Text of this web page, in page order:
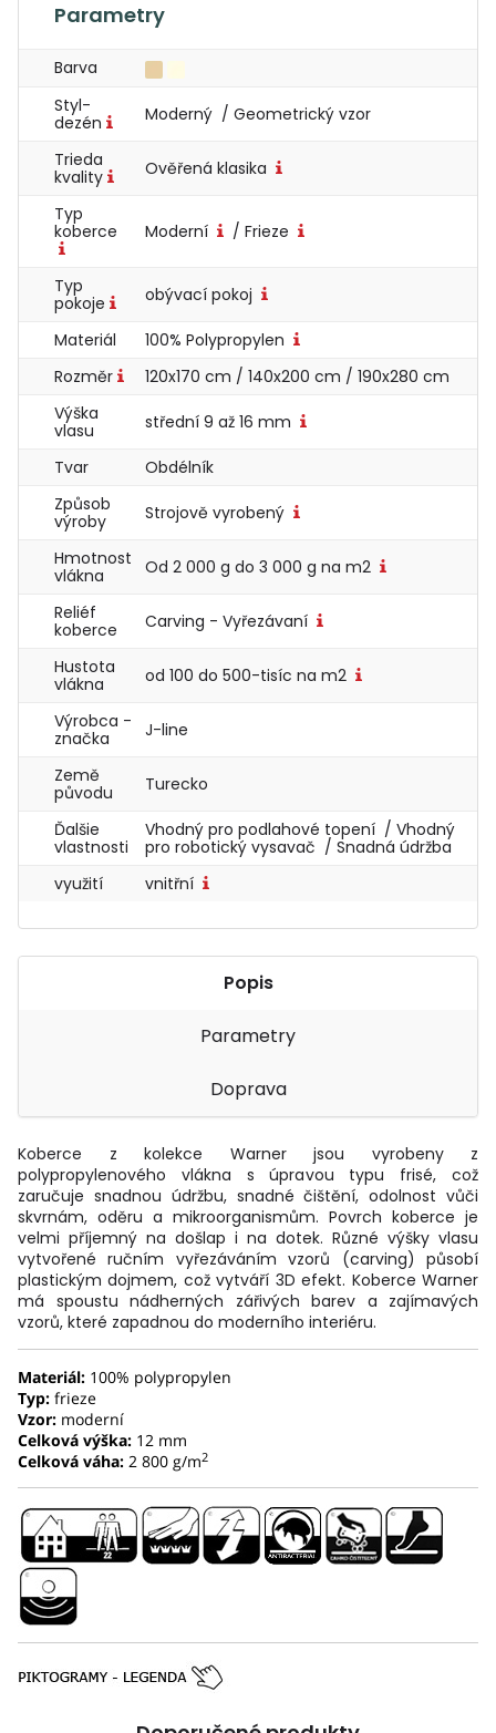
Parametry
Barva
Styl-
dezén
Moderný / Geometrický vzor
Trieda
kvality
Ověřená klasika
Typ
koberce
Moderní / Frieze
Typ
pokoje
obývací pokoj
Materiál
100% Polypropylen
Rozměr
120x170 cm / 140x200 cm / 190x280 cm
Výška
vlasu
střední 9 až 16 mm
Tvar
Obdélník
Způsob
výroby
Strojově vyrobený
Hmotnost
vlákna
Od 2 000 g do 3 000 g na m2
Reliéf
koberce
Carving - Vyřezávaní
Hustota
vlákna
od 100 do 500-tisíc na m2
Výrobca -
značka
J-line
Země
původu
Turecko
Ďalšie
vlastnosti
Vhodný pro podlahové topení / Vhodný
pro robotický vysavač / Snadná údržba
využití
vnitřní
Popis
Parametry
Doprava
Koberce z kolekce Warner jsou vyrobeny z
polypropylenového vlákna s úpravou typu frisé, což
zaručuje snadnou údržbu, snadné čištění, odolnost vůči
skvrnám, oděru a mikroorganismům. Povrch koberce je
velmi příjemný na došlap i na dotek. Různé výšky vlasu
vytvořené ručním vyřezáváním vzorů (carving) působí
plastickým dojmem, což vytváří 3D efekt. Koberce Warner
má spoustu nádherných zářivých barev a zajímavých
vzorů, které zapadnou do moderního interiéru.
Materiál: 100% polypropylen
Typ: frieze
Vzor: moderní
Celková výška: 12 mm
Celková váha: 2 800 g/m2